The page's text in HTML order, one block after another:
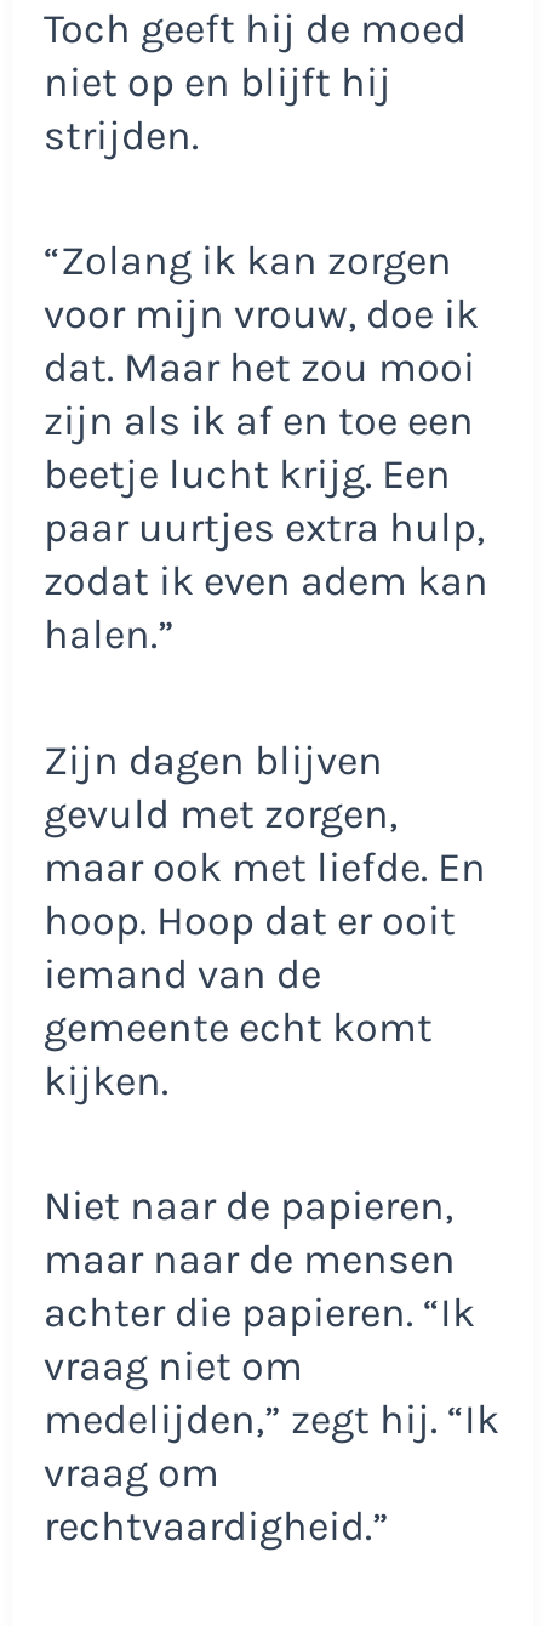
Toch geeft hij de moed
niet op en blijft hij
strijden.
“Zolang ik kan zorgen
voor mijn vrouw, doe ik
dat. Maar het zou mooi
zijn als ik af en toe een
beetje lucht krijg. Een
paar uurtjes extra hulp,
zodat ik even adem kan
halen.”
Zijn dagen blijven
gevuld met zorgen,
maar ook met liefde. En
hoop. Hoop dat er ooit
iemand van de
gemeente echt komt
kijken.
Niet naar de papieren,
maar naar de mensen
achter die papieren. “Ik
vraag niet om
medelijden,” zegt hij. “Ik
vraag om
rechtvaardigheid.”